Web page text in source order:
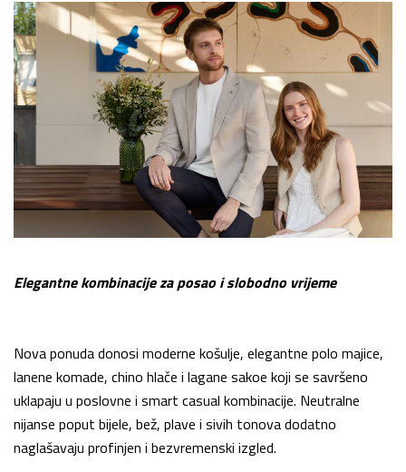
Elegantne kombinacije za posao i slobodno vrijeme
Nova ponuda donosi moderne košulje, elegantne polo majice,
lanene komade, chino hlače i lagane sakoe koji se savršeno
uklapaju u poslovne i smart casual kombinacije. Neutralne
nijanse poput bijele, bež, plave i sivih tonova dodatno
naglašavaju profinjen i bezvremenski izgled.